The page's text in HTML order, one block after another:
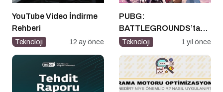
YouTube Video İndirme
Rehberi
Teknoloji 12 ay önce
PUBG:
BATTLEGROUNDS’tan
1 Nisan Şakası
Teknoloji 1 yıl önce